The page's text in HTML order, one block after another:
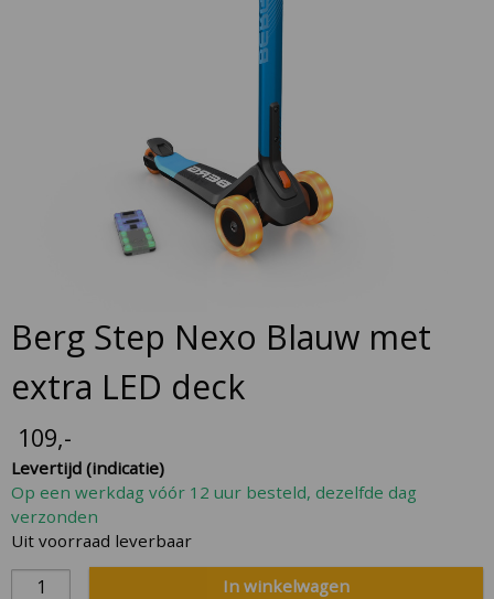
Berg Step Nexo Blauw met
extra LED deck
109,-
Levertijd (indicatie)
Op een werkdag vóór 12 uur besteld, dezelfde dag
verzonden
Uit voorraad leverbaar
In winkelwagen
Skip
to
beginning
the
images
gallery